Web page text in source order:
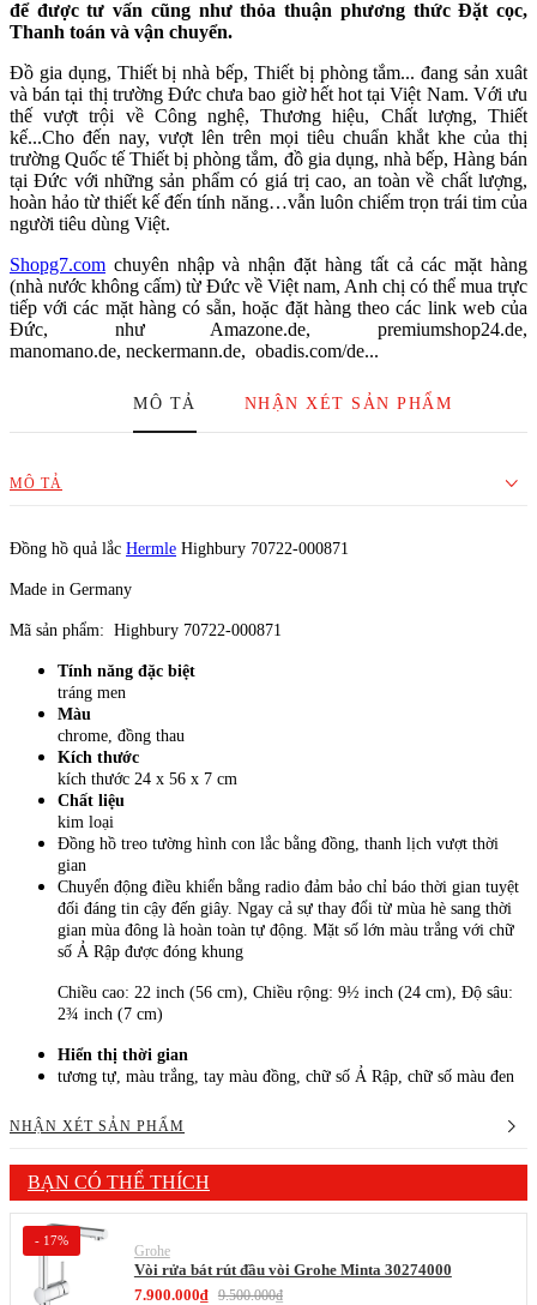
để được tư vấn cũng như thỏa thuận phương thức Đặt cọc,
Thanh toán và vận chuyển.
Đồ gia dụng, Thiết bị nhà bếp, Thiết bị phòng tắm... đang sản xuât
và bán tại thị trường Đức chưa bao giờ hết hot tại Việt Nam. Với ưu
thế vượt trội về Công nghệ, Thương hiệu, Chất lượng, Thiết
kế...Cho đến nay, vượt lên trên mọi tiêu chuẩn khắt khe của thị
trường Quốc tế Thiết bị phòng tắm, đồ gia dụng, nhà bếp, Hàng bán
tại Đức với những sản phẩm có giá trị cao, an toàn về chất lượng,
hoàn hảo từ thiết kế đến tính năng…vẫn luôn chiếm trọn trái tim của
người tiêu dùng Việt.
Shopg7.com chuyên nhập và nhận đặt hàng tất cả các mặt hàng
(nhà nước không cấm) từ Đức về Việt nam, Anh chị có thể mua trực
tiếp với các mặt hàng có sẵn, hoặc đặt hàng theo các link web của
Đức, như Amazone.de, premiumshop24.de,
manomano.de, neckermann.de, obadis.com/de...
Từ các hãng nổi tiếng của Đức và các nước G7: Miele, Siemens,
Gazenau, Liebherr, Hermle, Bosch, Fissler, Grohe, Hansgrohe,
Villeroy&Boch, Blanco Duravit, Flos, WMF, AEG, Jura, Delonghi,
Shop cam kết 100% Hàng mua bên Đức Ship về, Xuất xứ hàng hóa
Hàng đặt mua thông thường mất 3 tuần về đến HN, Phí mua hộ 5%
(hoặc 5eur), phí vận chuyển tính 7eur/kg, Theo tỷ giá bán ra của
VCB, Hàng cồng kềnh tính thêm phụ phí thể tích.
Anh Chị đặt hàng vui lòng liên hệ trực tiếp ĐT: 039 363 6780
Fangape: https://www.facebook.com/hanggiadungg7/
#WebmuahàngĐức #muahangDuc
MÔ TẢ NHẬN XÉT SẢN PHẨM
MÔ TẢ
Đồng hồ quả lắc Hermle Highbury 70722-000871
Made in Germany
Mã sản phẩm: Highbury 70722-000871
Tính năng đặc biệt
tráng men
Màu
chrome, đồng thau
Kích thước
kích thước 24 x 56 x 7 cm
Chất liệu
kim loại
Đồng hồ treo tường hình con lắc bằng đồng, thanh lịch vượt thời
gian
Chuyển động điều khiển bằng radio đảm bảo chỉ báo thời gian tuyệt
đối đáng tin cậy đến giây. Ngay cả sự thay đổi từ mùa hè sang thời
gian mùa đông là hoàn toàn tự động. Mặt số lớn màu trắng với chữ
số Ả Rập được đóng khung
Chiều cao: 22 inch (56 cm), Chiều rộng: 9½ inch (24 cm), Độ sâu:
2¾ inch (7 cm)
Hiển thị thời gian
tương tự, màu trắng, tay màu đồng, chữ số Ả Rập, chữ số màu đen
NHẬN XÉT SẢN PHẨM
BẠN CÓ THỂ THÍCH
- 17%
Grohe
Vòi rửa bát rút đầu vòi Grohe Minta 30274000
7.900.000₫ 9.500.000₫